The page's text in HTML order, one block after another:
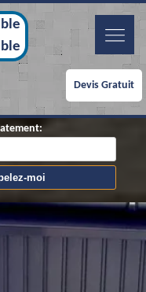
Devis Gratuit